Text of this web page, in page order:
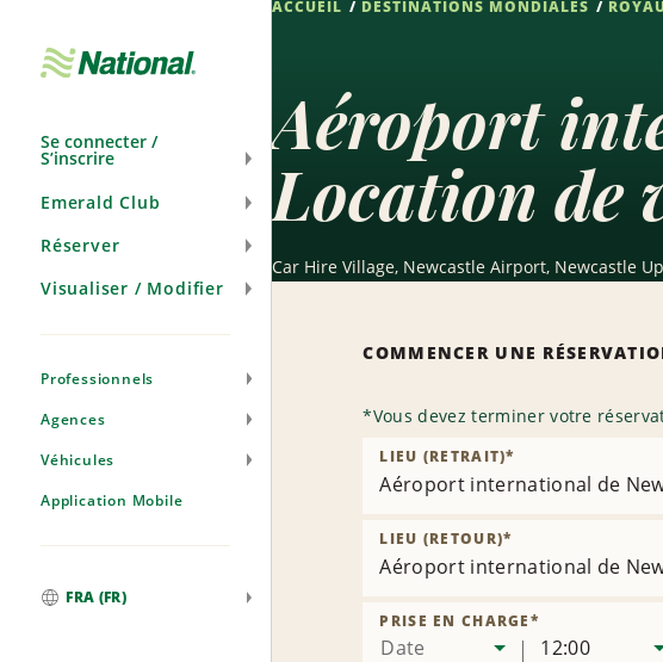
navigation
Se connecter /
S’inscrire
Emerald Club
Réserver
Visualiser / Modifier
Professionnels
Agences
Véhicules
Application Mobile
FRA (FR)
ACCUEIL DESTINATIONS MONDIALES
Aéroport
Location de
Car Hire Village, Newcastle Airport, Newcastle
COMMENCER UNE
*Vous devez terminer votre
Aéroport international de
LIEU (RETRAIT)*
Aéroport international de
LIEU (RETOUR)*
Date
PRISE EN CHARGE*
12:00